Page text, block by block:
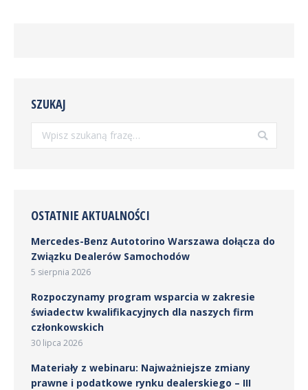
SZUKAJ
OSTATNIE AKTUALNOŚCI
Mercedes-Benz Autotorino Warszawa dołącza do
Związku Dealerów Samochodów
5 sierpnia 2026
Rozpoczynamy program wsparcia w zakresie
świadectw kwalifikacyjnych dla naszych firm
członkowskich
30 lipca 2026
Materiały z webinaru: Najważniejsze zmiany
prawne i podatkowe rynku dealerskiego – III